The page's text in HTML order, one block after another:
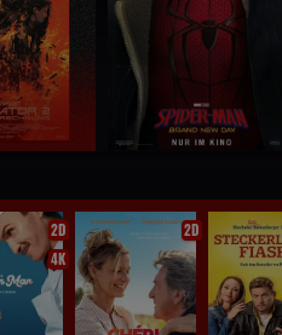
DAY
2D
4K
2D